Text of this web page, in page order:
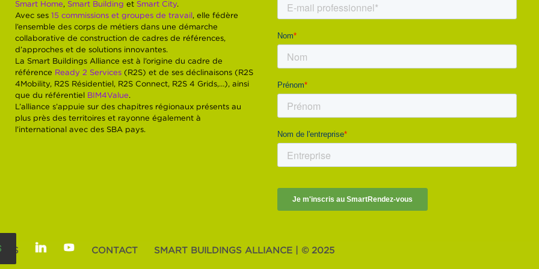
Smart Home, Smart Building et Smart City.
Avec ses15 commissions et groupes de travail, elle fédère
l’ensemble des corps de métiers dans une démarche
collaborative de construction de cadres de références,
d’approches et de solutions innovantes.
La Smart Buildings Alliance est à l’origine du cadre de
référence Ready 2 Services (R2S) et de ses déclinaisons (R2S
4Mobility, R2S Résidentiel, R2S Connect, R2S 4 Grids,…), ainsi
que du référentiel BIM4Value.
L’alliance s’appuie sur des chapitres régionaux présents au
plus près des territoires et rayonne également à
l’international avec des SBA pays.
CONTACT SMART BUILDINGS ALLIANCE | © 2025